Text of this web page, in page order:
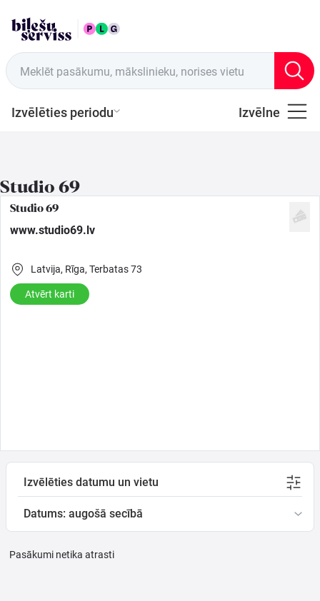
Meklēt pasākumu, mākslinieku, norises vietu
Izvēlēties periodu Izvēlne
LAT Tirdzniecības vietas
Mūzika
Mūzika
Teātris
Dāvanu
kartes
Kino
Studio 69
Studio 69
www.studio69.lv
Latvija, Rīga, Terbatas 73
Atvērt karti
Izvēlēties datumu un vietu
Datums: augošā secībā
Pasākumi netika atrasti